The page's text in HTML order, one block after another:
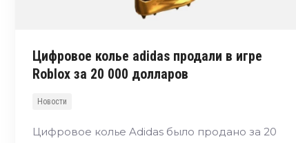
Цифровое колье adidas продали в игре
Roblox за 20 000 долларов
Новости
Цифровое колье Adidas было продано за 20